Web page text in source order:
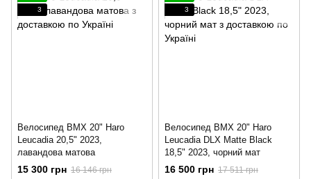
3
Велосипед BMX 20" Haro
Leucadia 20,5" 2023,
лавандова матова
15 300 грн 16 146 грн
3
Велосипед BMX 20" Haro
Leucadia DLX Matte Black
18,5" 2023, чорний мат
16 500 грн 17 511 грн